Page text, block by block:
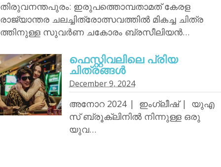
തിരുവനന്തപുരം: ഇരുപത്തൊമ്പതാമത് കേരള
രാജ്യാന്തര ചലച്ചിത്രോത്സവത്തില്‍ മികച്ച ചിത്ര
ത്തിനുള്ള സുവര്‍ണ ചകോരം ബ്രസീലിയന്‍…
ഫെസ്റ്റിവലിലെ പ്രിയ
ചിത്രങ്ങള്‍
December 9, 2024
അനോറ 2024 | ഇംഗ്ലീഷ് | യുഎ
സ് ബ്രൂക്ലിനില്‍ നിന്നുള്ള ഒരു
യുവ…